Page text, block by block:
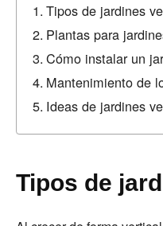
Tipos de jardines
Plantas para
Cómo instalar un
Mantenimiento de
Ideas de jardines
Tipos de